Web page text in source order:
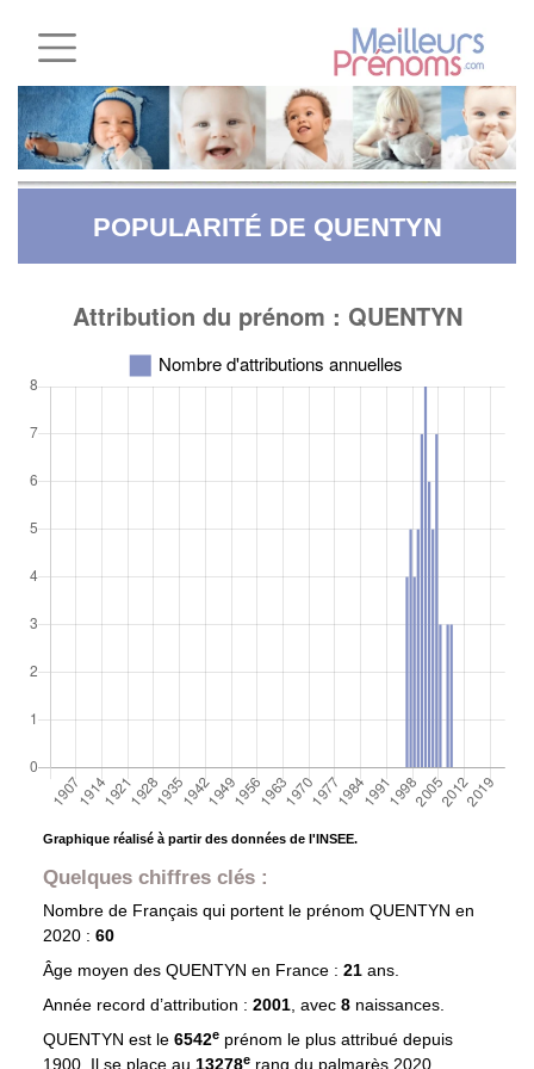
POPULARITÉ DE QUENTYN
Graphique réalisé à partir des données de l'INSEE.
Quelques chiffres clés :
Nombre de Français qui portent le prénom QUENTYN en
2020 : 60
Âge moyen des QUENTYN en France : 21 ans.
Année record d’attribution : 2001, avec 8 naissances.
QUENTYN est le 6542eprénom le plus attribué depuis
1900. Il se place au 13278e rang du palmarès 2020.